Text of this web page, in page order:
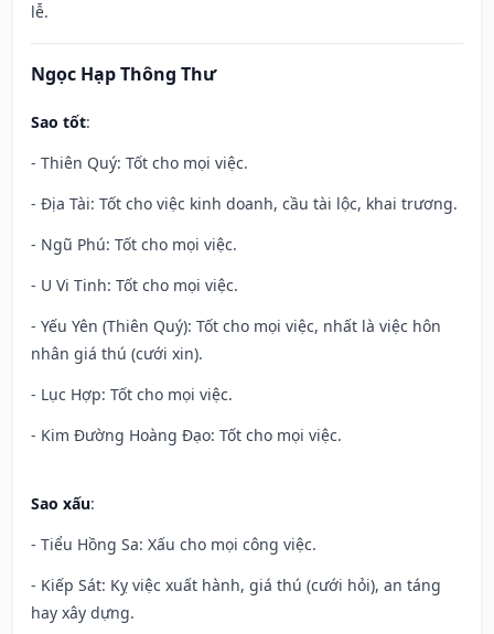
lễ.
Ngọc Hạp Thông Thư
Sao tốt:
- Thiên Quý: Tốt cho mọi việc.
- Địa Tài: Tốt cho việc kinh doanh, cầu tài lộc, khai trương.
- Ngũ Phú: Tốt cho mọi việc.
- U Vi Tinh: Tốt cho mọi việc.
- Yếu Yên (Thiên Quý): Tốt cho mọi việc, nhất là việc hôn
nhân giá thú (cưới xin).
- Lục Hợp: Tốt cho mọi việc.
- Kim Đường Hoàng Đạo: Tốt cho mọi việc.
Sao xấu:
- Tiểu Hồng Sa: Xấu cho mọi công việc.
- Kiếp Sát: Kỵ việc xuất hành, giá thú (cưới hỏi), an táng
hay xây dựng.